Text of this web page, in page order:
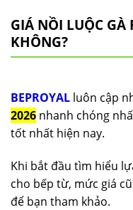
GIÁ NỒI LUỘC GÀ
KHÔNG?
BEPROYAL luôn cập
2026 nhanh chóng
tốt nhất hiện nay.
Khi bắt đầu tìm hiểu
cho bếp từ, mức giá
để bạn tham khảo.